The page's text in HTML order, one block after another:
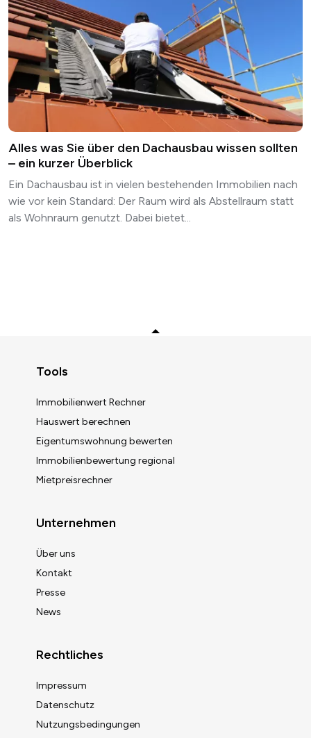
Alles was Sie über den Dachausbau wissen sollten
– ein kurzer Überblick
Ein Dachausbau ist in vielen bestehenden Immobilien nach
wie vor kein Standard: Der Raum wird als Abstellraum statt
als Wohnraum genutzt. Dabei bietet...
Tools
Immobilienwert Rechner
Hauswert berechnen
Eigentumswohnung bewerten
Immobilienbewertung regional
Mietpreisrechner
Unternehmen
Über uns
Kontakt
Presse
News
Rechtliches
Impressum
Datenschutz
Nutzungsbedingungen